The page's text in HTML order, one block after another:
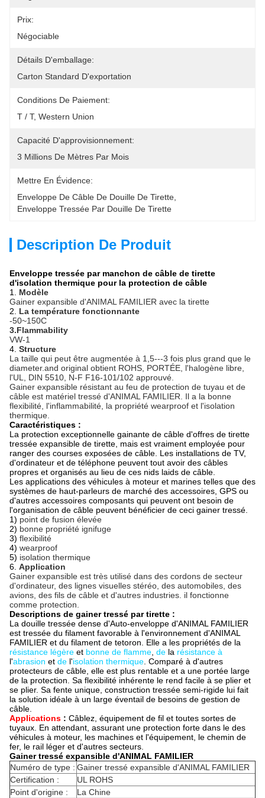
Prix:
Négociable
Détails D'emballage:
Carton Standard D'exportation
Conditions De Paiement:
T / T, Western Union
Capacité D'approvisionnement:
3 Millions De Mètres Par Mois
Mettre En Évidence:
Enveloppe De Câble De Douille De Tirette
Enveloppe Tressée Par Douille De Tirette
Description De Produit
Enveloppe tressée par manchon de câble de tirette
d'isolation thermique pour la protection de câble
1. Modèle
Gainer expansible d'ANIMAL FAMILIER avec la tirette
2. La température fonctionnante
-50~150C
3.Flammability
VW-1
4. Structure
La taille qui peut être augmentée à 1,5---3 fois plus grand que le
diameter.and original obtient ROHS, PORTÉE, l'halogène libre,
l'UL, DIN 5510, N-F F16-101/102 approuvé.
Gainer expansible résistant au feu de protection de tuyau et de
câble est matériel tressé d'ANIMAL FAMILIER. Il a la bonne
flexibilité, l'inflammabilité, la propriété wearproof et l'isolation
thermique.
Caractéristiques :
La protection exceptionnelle gainante de câble d'offres de tirette
tressée expansible de tirette, mais est vraiment employée pour
ranger des courses exposées de câble. Les installations de TV,
d'ordinateur et de téléphone peuvent tout avoir des câbles
propres et organisés au lieu de ces nids laids de câble.
Les applications des véhicules à moteur et marines telles que des
systèmes de haut-parleurs de marché des accessoires, GPS ou
d'autres accessoires composants qui peuvent ont besoin de
l'organisation de câble peuvent bénéficier de ceci gainer tressé.
1) point de fusion élevée
2) bonne propriété ignifuge
3) flexibilité
4) wearproof
5) isolation thermique
6. Application
Gainer expansible est très utilisé dans des cordons de secteur
d'ordinateur, des lignes visuelles stéréo, des automobiles, des
avions, des fils de câble et d'autres industries. il fonctionne
comme protection.
Descriptions de gainer tressé par tirette :
La douille tressée dense d'Auto-enveloppe d'ANIMAL FAMILIER
est tressée du filament favorable à l'environnement d'ANIMAL
FAMILIER et du filament de tetoron. Elle a les propriétés de la
résistance légère et bonne de flamme de la résistance à
l'abrasion et de l'isolation thermique . Comparé à d'autres
protecteurs de câble, elle est plus rentable et a une portée large
de la protection. Sa flexibilité inhérente le rend facile à se plier et
se plier. Sa fente unique, construction tressée semi-rigide lui fait
la solution idéale à un large éventail de besoins de gestion de
câble
Applications : Câblez, équipement de fil et toutes sortes de
tuyaux. En attendant, assurant une protection forte dans le des
véhicules à moteur, les machines et l'équipement, le chemin de
fer, le rail léger et d'autres secteurs.
Gainer tressé expansible d'ANIMAL FAMILIER
Numéro de type : Gainer tressé expansible d'ANIMAL FAMILIER
Certification :
UL ROHS
Point d'origine :
La Chine